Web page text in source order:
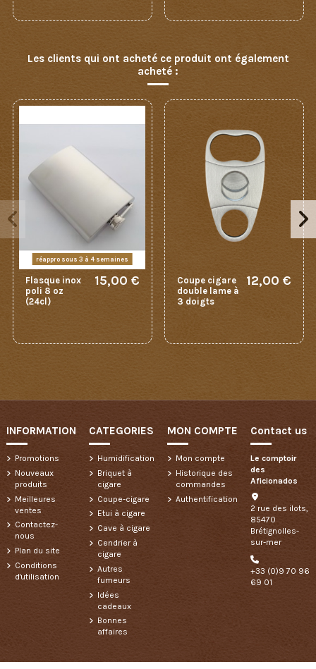
Les clients qui ont acheté ce produit ont également
acheté :
réappro sous 3 à 4 semaines
Flasque inox
poli 8 oz
(24cl)
15,00 €
Coupe cigare
double lame à
3 doigts
12,00 €
INFORMATION
Promotions
Nouveaux
produits
Meilleures
ventes
Contactez-
nous
Plan du site
Conditions
d'utilisation
CATEGORIES
Humidification
Briquet à
cigare
Coupe-cigare
Etui à cigare
Cave à cigare
Cendrier à
cigare
Autres
fumeurs
Idées
cadeaux
Bonnes
affaires
MON COMPTE
Mon compte
Historique des
commandes
Authentification
Contact us
Le comptoir
des
Aficionados
2 rue des ilots,
85470
Brétignolles-
sur-mer
+33 (0)9 70 96
69 01